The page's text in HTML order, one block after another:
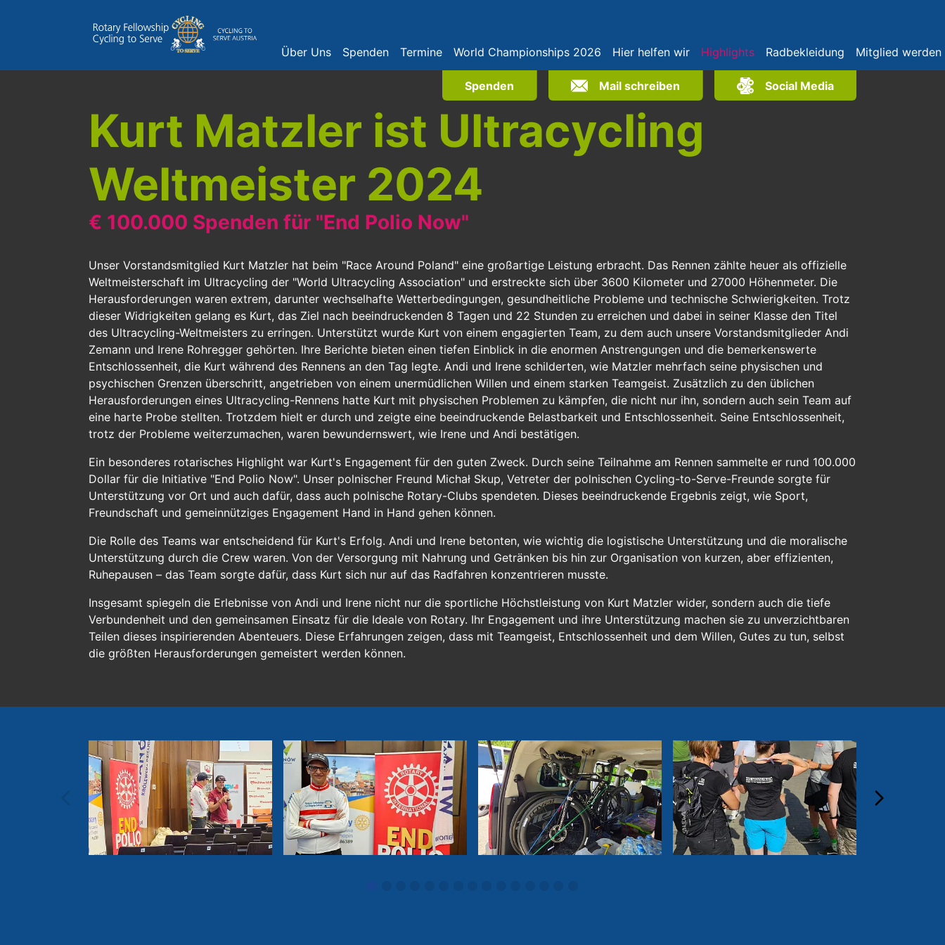
Über Uns Spenden Termine World Championships 2026 Hier helfen wir Highlights Radbekleidung Mitglied werden
Spenden Mail schreiben Social Media
Kurt Matzler ist Ultracycling
Weltmeister 2024
€ 100.000 Spenden für "End Polio Now"
Unser Vorstandsmitglied Kurt Matzler hat beim "Race Around Poland" eine großartige Leistung erbracht. Das Rennen zählte heuer als offizielle
Weltmeisterschaft im Ultracycling der "World Ultracycling Association" und erstreckte sich über 3600 Kilometer und 27000 Höhenmeter. Die
Herausforderungen waren extrem, darunter wechselhafte Wetterbedingungen, gesundheitliche Probleme und technische Schwierigkeiten. Trotz
dieser Widrigkeiten gelang es Kurt, das Ziel nach beeindruckenden 8 Tagen und 22 Stunden zu erreichen und dabei in seiner Klasse den Titel
des Ultracycling-Weltmeisters zu erringen. Unterstützt wurde Kurt von einem engagierten Team, zu dem auch unsere Vorstandsmitglieder Andi
Zemann und Irene Rohregger gehörten. Ihre Berichte bieten einen tiefen Einblick in die enormen Anstrengungen und die bemerkenswerte
Entschlossenheit, die Kurt während des Rennens an den Tag legte. Andi und Irene schilderten, wie Matzler mehrfach seine physischen und
psychischen Grenzen überschritt, angetrieben von einem unermüdlichen Willen und einem starken Teamgeist. Zusätzlich zu den üblichen
Herausforderungen eines Ultracycling-Rennens hatte Kurt mit physischen Problemen zu kämpfen, die nicht nur ihn, sondern auch sein Team auf
eine harte Probe stellten. Trotzdem hielt er durch und zeigte eine beeindruckende Belastbarkeit und Entschlossenheit. Seine Entschlossenheit,
trotz der Probleme weiterzumachen, waren bewundernswert, wie Irene und Andi bestätigen.
Ein besonderes rotarisches Highlight war Kurt's Engagement für den guten Zweck. Durch seine Teilnahme am Rennen sammelte er rund 100.000
Dollar für die Initiative "End Polio Now". Unser polnischer Freund Michał Skup, Vetreter der polnischen Cycling-to-Serve-Freunde sorgte für
Unterstützung vor Ort und auch dafür, dass auch polnische Rotary-Clubs spendeten. Dieses beeindruckende Ergebnis zeigt, wie Sport,
Freundschaft und gemeinnütziges Engagement Hand in Hand gehen können.
Die Rolle des Teams war entscheidend für Kurt's Erfolg. Andi und Irene betonten, wie wichtig die logistische Unterstützung und die moralische
Unterstützung durch die Crew waren. Von der Versorgung mit Nahrung und Getränken bis hin zur Organisation von kurzen, aber effizienten,
Ruhepausen – das Team sorgte dafür, dass Kurt sich nur auf das Radfahren konzentrieren musste.
Insgesamt spiegeln die Erlebnisse von Andi und Irene nicht nur die sportliche Höchstleistung von Kurt Matzler wider, sondern auch die tiefe
Verbundenheit und den gemeinsamen Einsatz für die Ideale von Rotary. Ihr Engagement und ihre Unterstützung machen sie zu unverzichtbaren
Teilen dieses inspirierenden Abenteuers. Diese Erfahrungen zeigen, dass mit Teamgeist, Entschlossenheit und dem Willen, Gutes zu tun, selbst
die größten Herausforderungen gemeistert werden können.